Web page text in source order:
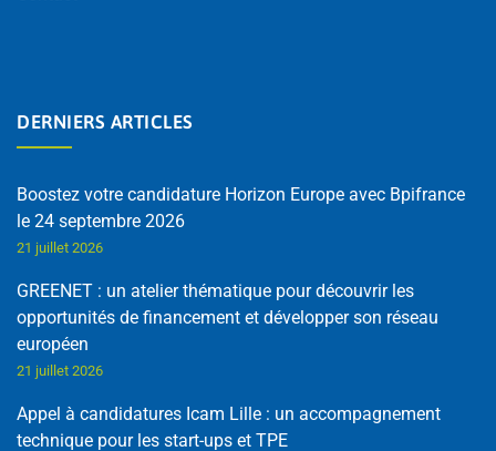
DERNIERS ARTICLES
Boostez votre candidature Horizon Europe avec Bpifrance
le 24 septembre 2026
21 juillet 2026
GREENET : un atelier thématique pour découvrir les
opportunités de financement et développer son réseau
européen
21 juillet 2026
Appel à candidatures Icam Lille : un accompagnement
technique pour les start-ups et TPE